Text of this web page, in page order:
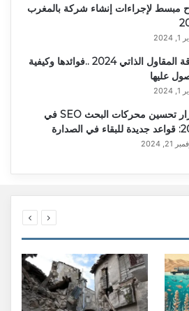
مبسط لإجراءات إنشاء شركة بالمغرب
بطاقة المقاول الذاتي 2024 ..فوائدها وكيفية
عليها
أسرار تحسين محركات البحث SEO في
الصدارة
21, 2024